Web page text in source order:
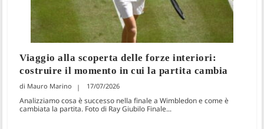
Viaggio alla scoperta delle forze interiori:
costruire il momento in cui la partita cambia
Mauro Marino 17/07/2026
Analizziamo cosa è successo nella finale a Wimbledon e come è
cambiata la partita. Foto di Ray Giubilo Finale...